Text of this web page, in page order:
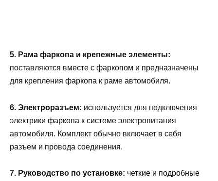
5. Рама фаркопа и крепежные элементы:
поставляются вместе с фаркопом и предназначены
для крепления фаркопа к раме автомобиля.
6. Электроразъем: используется для подключения
электрики фаркопа к системе электропитания
автомобиля. Комплект обычно включает в себя
разъем и провода соединения.
7. Руководство по установке: четкие и подробные